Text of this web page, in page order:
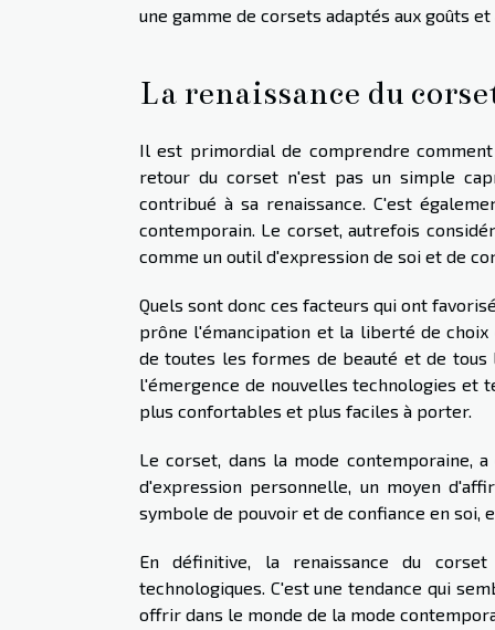
une gamme de corsets adaptés aux goûts
La renaissance du
Il est primordial de comprendre
retour du corset n'est pas un simple
contribué à sa renaissance. C'est
contemporain. Le corset, autrefois
comme un outil d'expression de soi et de
Quels sont donc ces facteurs qui ont
prône l'émancipation et la liberté de choix
de toutes les formes de beauté et de tous
l'émergence de nouvelles technologies et
plus confortables et plus faciles à porter.
Le corset, dans la mode contemporaine,
d'expression personnelle, un moyen
symbole de pouvoir et de confiance en soi,
En définitive, la renaissance du
technologiques. C'est une tendance qui
offrir dans le monde de la mode